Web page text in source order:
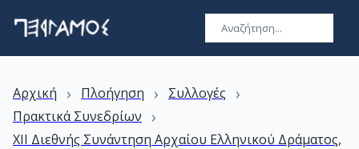
Αρχική › Πλοήγηση › Συλλογές ›
Πρακτικά Συνεδρίων ›
XII Διεθνής Συνάντηση Αρχαίου Ελληνικού Δράματος,